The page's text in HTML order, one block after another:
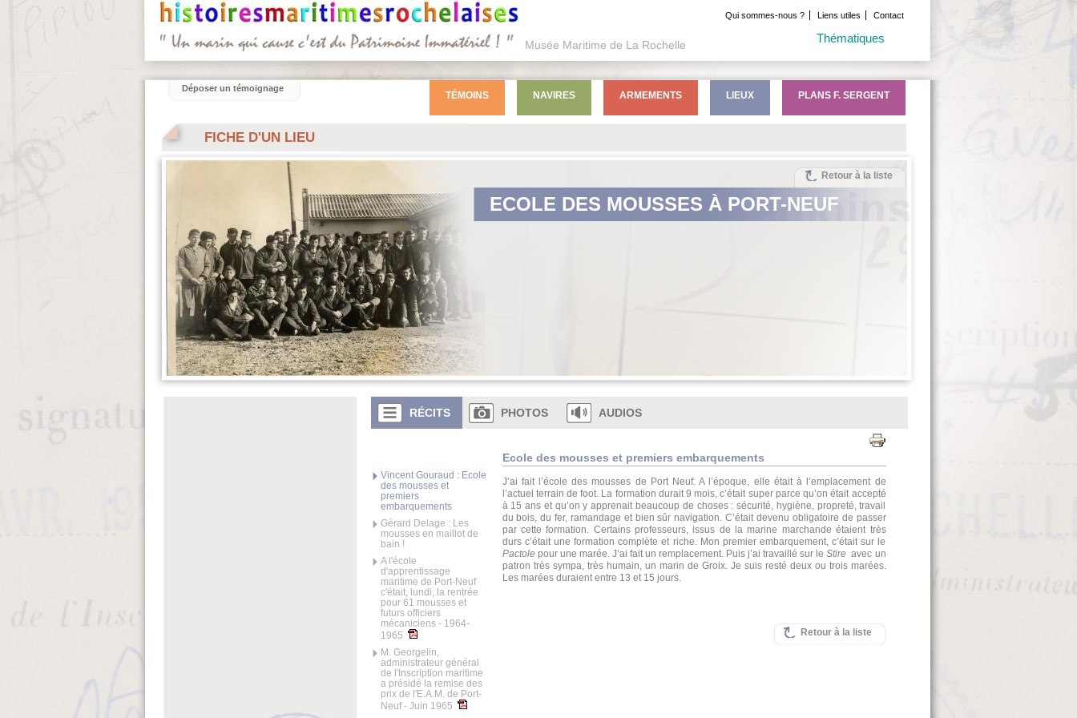
Musée Maritime de La Rochelle
Qui sommes-nous ? Liens utiles Contact
Thématiques
FICHE D'UN LIEU
Retour à la liste
ECOLE DES MOUSSES À PORT-NEUF
RÉCITS PHOTOS AUDIOS
Vincent Gouraud : Ecole
des mousses et
premiers
embarquements
Gérard Delage : Les
mousses en maillot de
bain !
A l'école
d'apprentissage
maritime de Port-Neuf
c'était, lundi, la rentrée
pour 61 mousses et
futurs officiers
mécaniciens - 1964-
1965
M. Georgelin,
administrateur général
de l'Inscription maritime
a présidé la remise des
prix de l'E.A.M. de Port-
Neuf - Juin 1965
Ecole des mousses et premiers embarquements
J’ai fait l’école des mousses de Port Neuf. A l’époque, elle était à l’emplacement de
l’actuel terrain de foot. La formation durait 9 mois, c’était super parce qu’on était accepté
à 15 ans et qu’on y apprenait beaucoup de choses : sécurité, hygiène, propreté, travail
du bois, du fer, ramandage et bien sûr navigation. C’était devenu obligatoire de passer
par cette formation. Certains professeurs, issus de la marine marchande étaient très
durs c’était une formation complète et riche. Mon premier embarquement, c’était sur le
Pactole pour une marée. J’ai fait un remplacement. Puis j’ai travaillé sur leStire avec un
patron très sympa, très humain, un marin de Groix. Je suis resté deux ou trois marées.
Les marées duraient entre 13 et 15 jours.
Retour à la liste
TÉMOINS NAVIRES ARMEMENTS LIEUX PLANS F. SERGENT
Déposer un témoignage